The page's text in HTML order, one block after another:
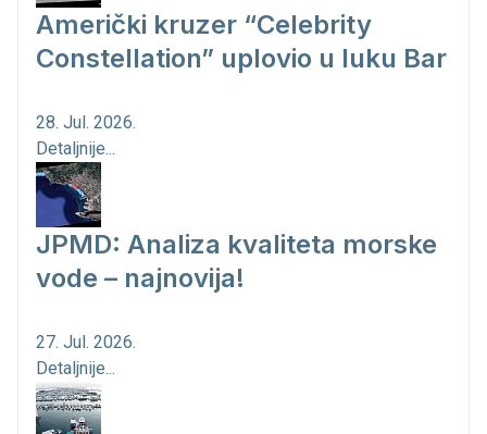
Američki kruzer “Celebrity
Constellation” uplovio u luku Bar
28. Jul. 2026.
Detaljnije...
JPMD: Analiza kvaliteta morske
vode – najnovija!
27. Jul. 2026.
Detaljnije...